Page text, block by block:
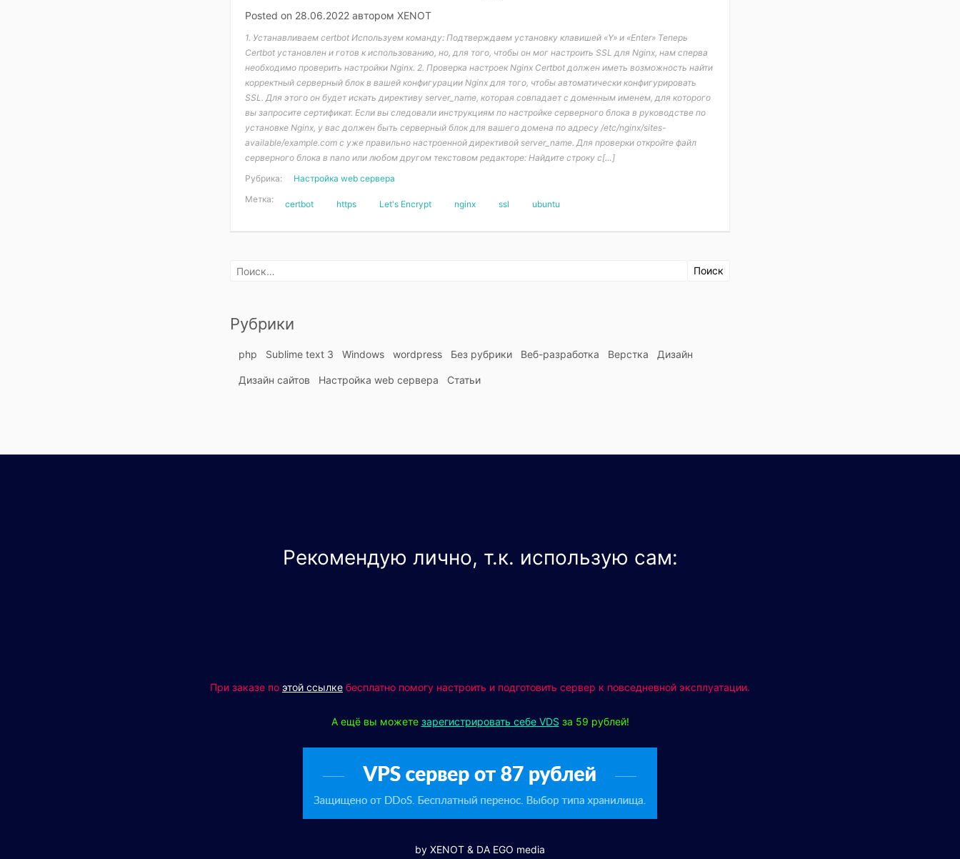
Posted on 28.06.2022 автором XENOT
1. Устанавливаем certbot Используем команду: Подтверждаем установку клавишей «Y» и «Enter» Теперь
Certbot установлен и готов к использованию, но, для того, чтобы он мог настроить SSL для Nginx, нам сперва
необходимо проверить настройки Nginx. 2. Проверка настроек Nginx Certbot должен иметь возможность найти
корректный серверный блок в вашей конфигурации Nginx для того, чтобы автоматически конфигурировать
SSL. Для этого он будет искать директиву server_name, которая совпадает с доменным именем, для которого
вы запросите сертификат. Если вы следовали инструкциям по настройке серверного блока в руководстве по
установке Nginx, у вас должен быть серверный блок для вашего домена по адресу /etc/nginx/sites-
available/example.com с уже правильно настроенной директивой server_name. Для проверки откройте файл
серверного блока в nano или любом другом текстовом редакторе: Найдите строку с[…]
Рубрика:
Настройка web сервера
Метка:
certbot https Let's Encrypt nginx ssl ubuntu
Найти:
Рубрики
php Sublime text 3 Windows wordpress Без рубрики Веб-разработка Верстка Дизайн
Дизайн сайтов Настройка web сервера Статьи
Рекомендую лично, т.к. использую сам:
При заказе по этой ссылке бесплатно помогу настроить и подготовить сервер к повседневной эксплуатации.
А ещё вы можете зарегистрировать себе VDS за 59 рублей!
by XENOT & DA EGO media